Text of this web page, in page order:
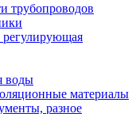
трубопроводов
регулирующая
воды
материалы
разное